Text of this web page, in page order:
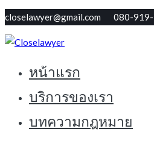
Skip
to
content
closelawyer@gmail.com 080-
Closelawyer
ทนายใกล้ตัว รับปรึกษาก
หน้าแรก
บริการของเรา
บทความกฎหมาย